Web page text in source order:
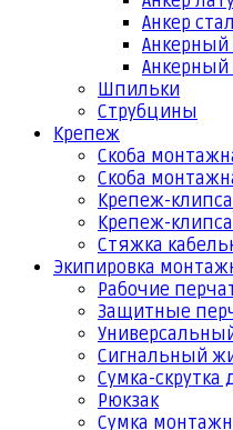
Анкер
Анкерный
Анкерный
Шпильки
Струбцины
Крепеж
Скоба
Скоба
Крепеж-клипса
Крепеж-
Стяжка
Экипировка
Рабочие
Защитные
Сигнальный
Сумка-скрутка
Рюкзак
Сумка